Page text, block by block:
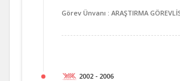
Görev Ünvanı : ARAŞTIRMA
2002 - 2006